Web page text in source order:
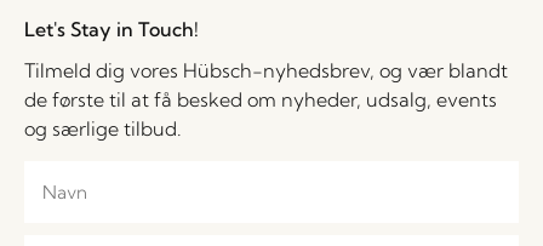
Let's Stay in Touch!
Tilmeld dig vores Hübsch-nyhedsbrev, og vær blandt
de første til at få besked om nyheder, udsalg, events
og særlige tilbud.